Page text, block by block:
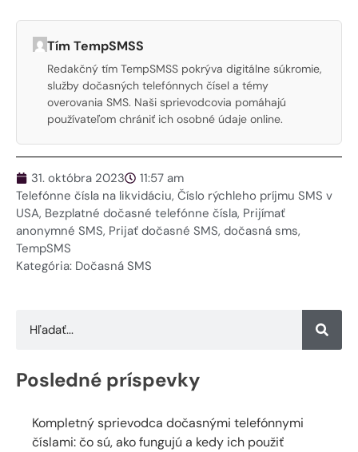
Tím TempSMSS
Redakčný tím TempSMSS pokrýva digitálne súkromie,
služby dočasných telefónnych čísel a témy
overovania SMS. Naši sprievodcovia pomáhajú
používateľom chrániť ich osobné údaje online.
31. októbra 2023
11:57 am
Telefónne čísla na likvidáciu, Číslo rýchleho príjmu SMS v
USA, Bezplatné dočasné telefónne čísla, Prijímať
anonymné SMS, Prijať dočasné SMS, dočasná sms,
TempSMS
Kategória: Dočasná SMS
Posledné príspevky
Kompletný sprievodca dočasnými telefónnymi
číslami: čo sú, ako fungujú a kedy ich použiť